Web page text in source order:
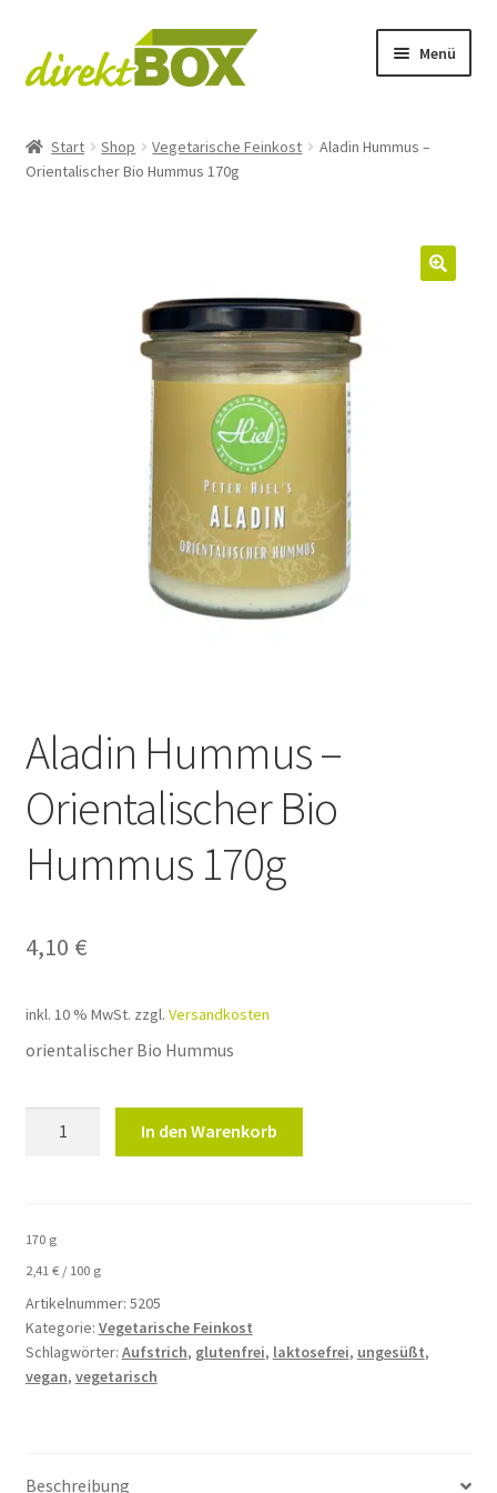
Navigation
Inhalt
Menü
Schaf
Vegetarische Feinkost
Versandkosten und Versandarten
Start Shop Vegetarische Feinkost
Aladin Hummus –
Orientalischer Bio Hummus 170g
Aladin Hummus –
Orientalischer Bio
Hummus 170g
4,10 €
inkl. 10 % MwSt. zzgl. Versandkosten
orientalischer Bio Hummus
Bio
Menge
In den Warenkorb
170 g
2,41 €/ 100 g
Artikelnummer: 5205
Kategorie: Vegetarische Feinkost
Schlagwörter: Aufstrich, glutenfrei, laktosefrei, ungesüßt,
vegan, vegetarisch
Beschreibung